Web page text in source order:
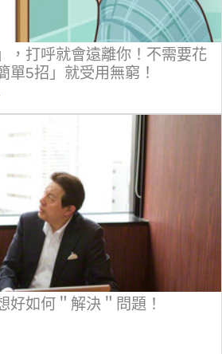
，打呼就會遠離你！不需要花
單5招」就受用無窮！
好如何＂解決＂問題！